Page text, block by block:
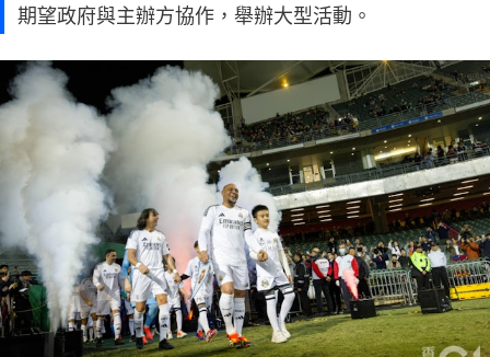
期望政府與主辦方協作，舉辦大型活動。